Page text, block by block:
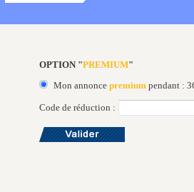
OPTION "PREMIUM"
Mon annonce premium pendant :
Code de réduction :